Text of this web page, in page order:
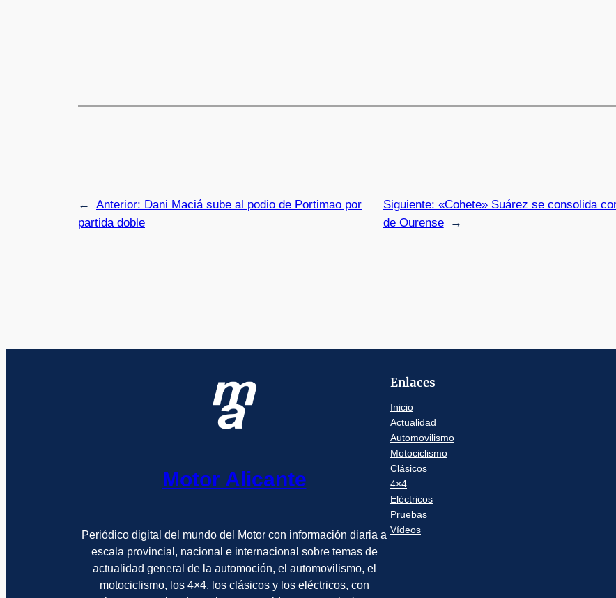
← Anterior: Dani Maciá sube al podio de Portimao por
partida doble
Siguiente: «Cohete» Suárez se consolida
de Ourense
→
Motor Alicante
Periódico digital del mundo del Motor con información diaria a
escala provincial, nacional e internacional sobre temas de
actualidad general de la automoción, el automovilismo, el
motociclismo, los 4×4, los clásicos y los eléctricos, con
Enlaces
Inicio
Actualidad
Automovilismo
Motociclismo
Clásicos
4×4
Eléctricos
Pruebas
Vídeos